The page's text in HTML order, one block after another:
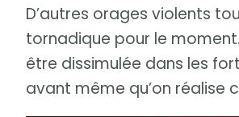
D’autres orages violents
tornadique pour le
être dissimulée dans les
avant même qu’on réalise